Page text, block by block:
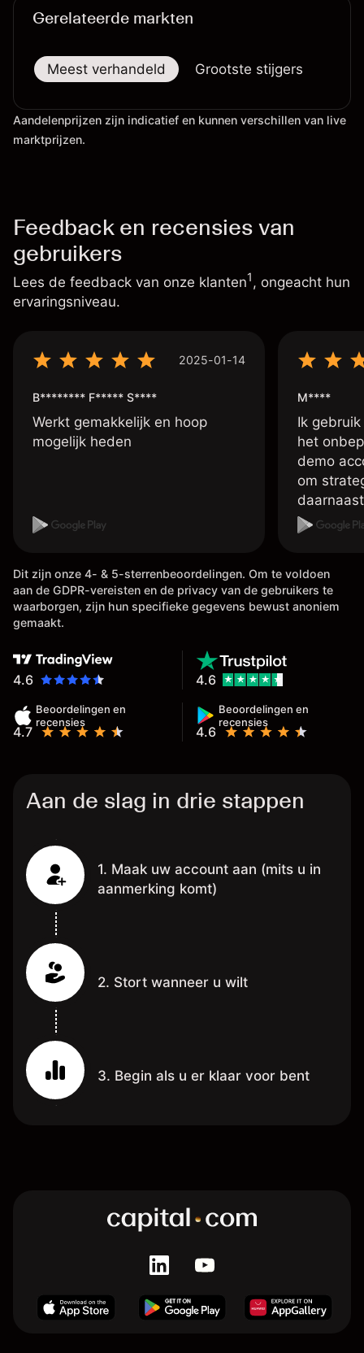
Gerelateerde markten
Meest verhandeld Grootste stijgers
Aandelenprijzen zijn indicatief en kunnen verschillen van live
marktprijzen.
Feedback en recensies van
gebruikers
Lees de feedback van onze klanten1, ongeacht hun
ervaringsniveau.
2025-01-14
B******** F***** S****
Werkt gemakkelijk en hoop
mogelijk heden
M****
Ik
het
demo
om
account
vele
betreft
Dit zijn onze 4- & 5-sterrenbeoordelingen. Om te voldoen
aan de GDPR-vereisten en de privacy van de gebruikers te
waarborgen, zijn hun specifieke gegevens bewust anoniem
gemaakt.
4.6
Beoordelingen en
recensies
4.7
Beoordelingen en
recensies
4.6
4.6
Aan de slag in drie stappen
1. Maak uw account aan (mits u in
aanmerking komt)
2. Stort wanneer u wilt
3. Begin als u er klaar voor bent